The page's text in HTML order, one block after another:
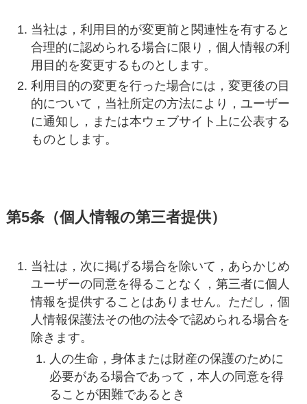
当社は，利用目的が変更前と関連性を有すると
合理的に認められる場合に限り，個人情報の利
用目的を変更するものとします。
利用目的の変更を行った場合には，変更後の目
的について，当社所定の方法により，ユーザー
に通知し，または本ウェブサイト上に公表する
ものとします。
第5条（個人情報の第三者提供）
当社は，次に掲げる場合を除いて，あらかじめ
ユーザーの同意を得ることなく，第三者に個人
情報を提供することはありません。ただし，個
人情報保護法その他の法令で認められる場合を
除きます。
人の生命，身体または財産の保護のために
必要がある場合であって，本人の同意を得
ることが困難であるとき